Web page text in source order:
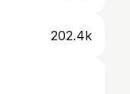
202.4k